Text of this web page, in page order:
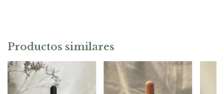
Productos similares